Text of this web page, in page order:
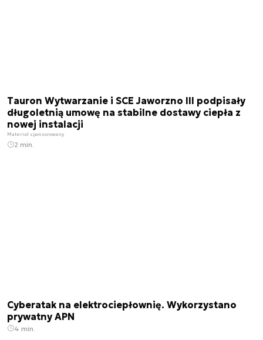
Tauron Wytwarzanie i SCE Jaworzno III podpisały
długoletnią umowę na stabilne dostawy ciepła z
nowej instalacji
Materiał sponsorowany
2 min.
Cyberatak na elektrociepłownię. Wykorzystano
prywatny APN
4 min.